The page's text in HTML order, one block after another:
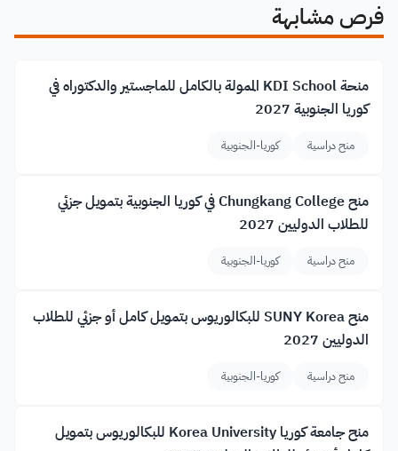
فرص مشابهة
منحة KDI School الممولة بالكامل للماجستير والدكتوراه في
كوريا الجنوبية 2027
منح دراسية كوريا-الجنوبية
منح Chungkang College في كوريا الجنوبية بتمويل جزئي
للطلاب الدوليين 2027
منح دراسية كوريا-الجنوبية
منح SUNY Korea للبكالوريوس بتمويل كامل أو جزئي للطلاب
الدوليين 2027
منح دراسية كوريا-الجنوبية
منح جامعة كوريا Korea University للبكالوريوس بتمويل